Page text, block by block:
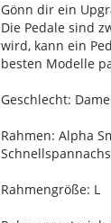
Gönn dir ein
Die Pedale sind
wird, kann ein
besten Modelle
Geschlecht:
Rahmen: Alpha
Rahmengröße: L